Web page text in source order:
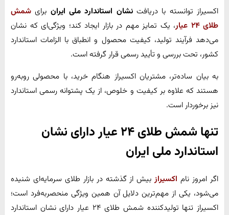
اکسیراز توانسته با دریافتنشان استاندارد ملی ایران برای شمش
طلای ۲۴ عیار
، یک تمایز مهم در بازار ایجاد کند؛ ویژگی‌ای که نشان
می‌دهد فرآیند تولید، کیفیت محصول و انطباق با الزامات استاندارد
کشور، تحت بررسی و تأیید رسمی قرار گرفته است.
به بیان ساده‌تر، مشتریان اکسیراز هنگام خرید، با محصولی روبه‌رو
هستند که علاوه بر کیفیت و خلوص، از یک پشتوانه رسمی استاندارد
نیز برخوردار است.
تنها شمش طلای ۲۴ عیار دارای نشان
استاندارد ملی ایران
اگر امروز نام اکسیرازبیش از گذشته در بازار طلای سرمایه‌ای شنیده
می‌شود، یکی از مهم‌ترین دلایل آن همین ویژگی منحصربه‌فرد است؛
اکسیراز تنها تولیدکننده شمش طلای ۲۴ عیار دارای نشان استاندارد